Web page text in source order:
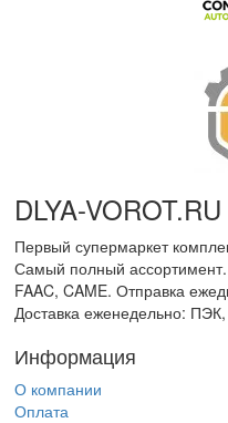
DLYA-VOROT.RU
Первый супермаркет
Самый полный
FAAC, CAME. Отправка
Доставка еженедельно:
Информация
О компании
Оплата